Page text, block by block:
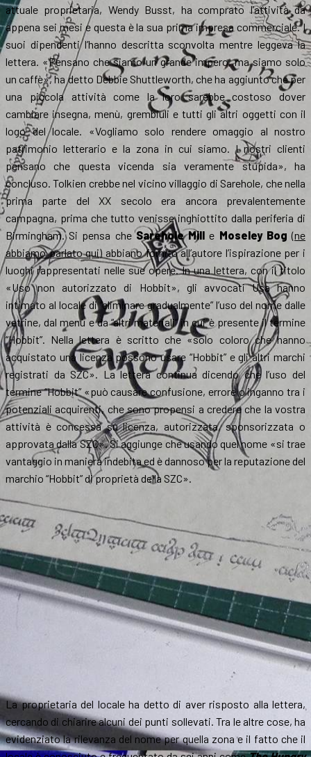
attuale proprietaria, Wendy Busst, ha comprato l’attività da
appena sei mesi e questa è la sua prima impresa commerciale. I
suoi dipendenti l’hanno descritta sconvolta mentre leggeva la
lettera. «Pensano che siamo un grande impero, ma siamo solo
un caffè», ha detto Debbie Shuttleworth, che ha aggiunto che per
una piccola attività come la loro sarebbe costoso dover
cambiare insegna, menù, grembiuli e tutti gli altri oggetti con il
logo del locale. «Vogliamo solo rendere omaggio al nostro
patrimonio letterario e la zona in cui siamo. I nostri clienti
pensano che questa vicenda sia veramente stupida», ha
concluso. Tolkien crebbe nel vicino villaggio di Sarehole, che nella
prima parte del XX secolo era ancora prevalentemente
campagna, prima che tutto venisse inghiottito dalla periferia di
Birmingham. Si pensa cheSarehole Mill e Moseley Bog (ne
abbiamo parlato qui) abbiano fornito all’autore l’ispirazione per i
luoghi rappresentati nelle sue opere. In una lettera, con il titolo
«Uso non autorizzato di Hobbit», gli avvocati Usa hanno
intimato al locale di “eliminare gradualmente” l’uso del nome dalle
vetrine, dal menù e da “altri materiali” in cui è presente il termine
“Hobbit”. Nella lettera è scritto che «solo coloro che hanno
acquistato una licenza possono usare “Hobbit” e gli altri marchi
registrati da SZC». La lettera continua dicendo che l’uso del
termine “Hobbit” «può causare confusione, errore o inganno tra i
potenziali acquirenti, che sono propensi a credere che la vostra
attività è concessa su licenza, autorizzata, sponsorizzata o
approvata dalla SZC». Si aggiunge che usando quel nome «si trae
vantaggio in maniera indebita ed è dannoso per la reputazione del
marchio “Hobbit” di proprietà della SZC».
La proprietaria del locale ha detto di aver risposto alla lettera,
cercando di chiarire alcuni dei punti sollevati. Tra le altre cose, ha
evidenziato la rilevanza del nome per quella zona e il fatto che il